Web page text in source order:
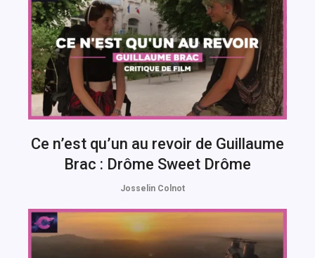
Ce n’est qu’un au revoir de Guillaume
Brac : Drôme Sweet Drôme
Josselin Colnot